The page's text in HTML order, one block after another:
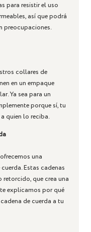
para resistir el uso
así que podrá
preocupaciones.
collares de
en un empaque
Ya sea para un
porque sí, tu
quien lo reciba.
una
Estas cadenas
que crea una
explicamos por qué
de cuerda a tu